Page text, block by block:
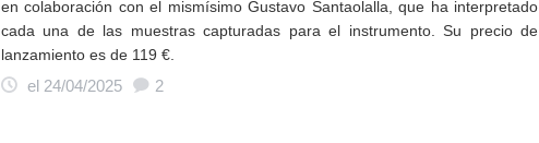
en colaboración con el mismísimo Gustavo Santaolalla, que ha interpretado
cada una de las muestras capturadas para el instrumento. Su precio de
lanzamiento es de 119 €.
el 24/04/2025
2